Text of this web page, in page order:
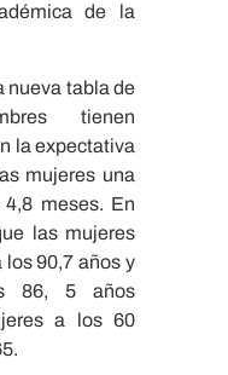
de la
nueva tabla de
tienen
la expectativa
mujeres una
meses. En
las mujeres
90,7 años y
86, 5 años
a los 60